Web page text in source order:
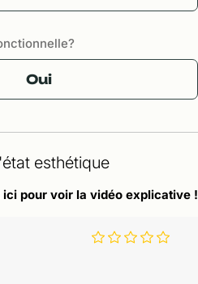
Oui
esthétique
ici pour voir la vidéo explicative !